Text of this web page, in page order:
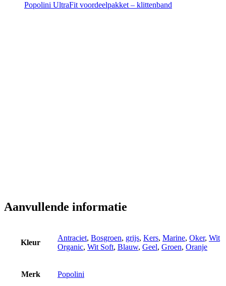
Popolini UltraFit voordeelpakket – klittenband
Aanvullende informatie
Kleur
Antraciet, Bosgroen, grijs, Kers, Marine, Oker, Wit
Organic, Wit Soft, Blauw, Geel, Groen, Oranje
Merk Popolini